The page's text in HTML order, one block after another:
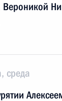
Вероникой
среда